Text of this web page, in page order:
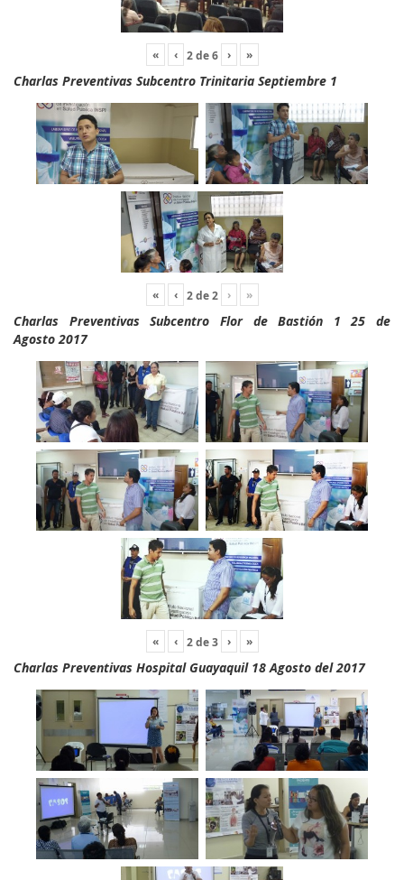
« ‹ 2de6 › »
Charlas Preventivas Subcentro Trinitaria Septiembre 1
« ‹ 2de2 › »
Charlas Preventivas Subcentro Flor de Bastión 1 25 de
Agosto 2017
« ‹ 2de3 › »
Charlas Preventivas Hospital Guayaquil 18 Agosto del 2017